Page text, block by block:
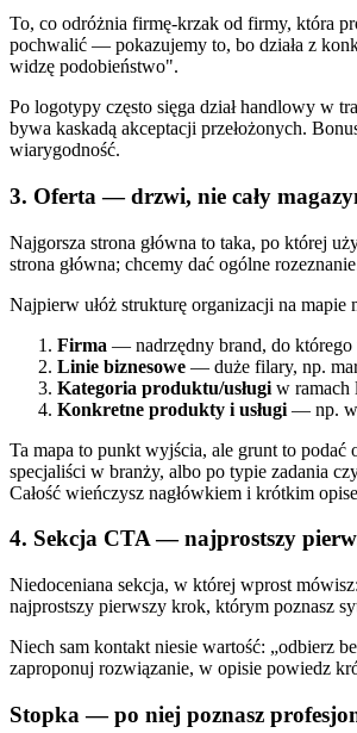
To, co odróżnia firmę-krzak od firmy, która
pochwalić — pokazujemy to, bo działa z
widzę podobieństwo".
Po logotypy często sięga dział handlowy w
bywa kaskadą akceptacji przełożonych.
wiarygodność.
3. Oferta — drzwi, nie cały
Najgorsza strona główna to taka, po której
strona główna; chcemy dać ogólne
Najpierw ułóż strukturę organizacji na
Firma — nadrzędny brand, do którego
Linie biznesowe — duże filary, np.
Kategoria produktu/usługi w ramach
Konkretne produkty i usługi — np. w
Ta mapa to punkt wyjścia, ale grunt to
specjaliści w branży, albo po typie zadania
Całość wieńczysz nagłówkiem i krótkim
4. Sekcja CTA — najprostszy
Niedoceniana sekcja, w której wprost
najprostszy pierwszy krok, którym poznasz
Niech sam kontakt niesie wartość: „odbierz
zaproponuj rozwiązanie, w opisie powiedz
Stopka — po niej poznasz